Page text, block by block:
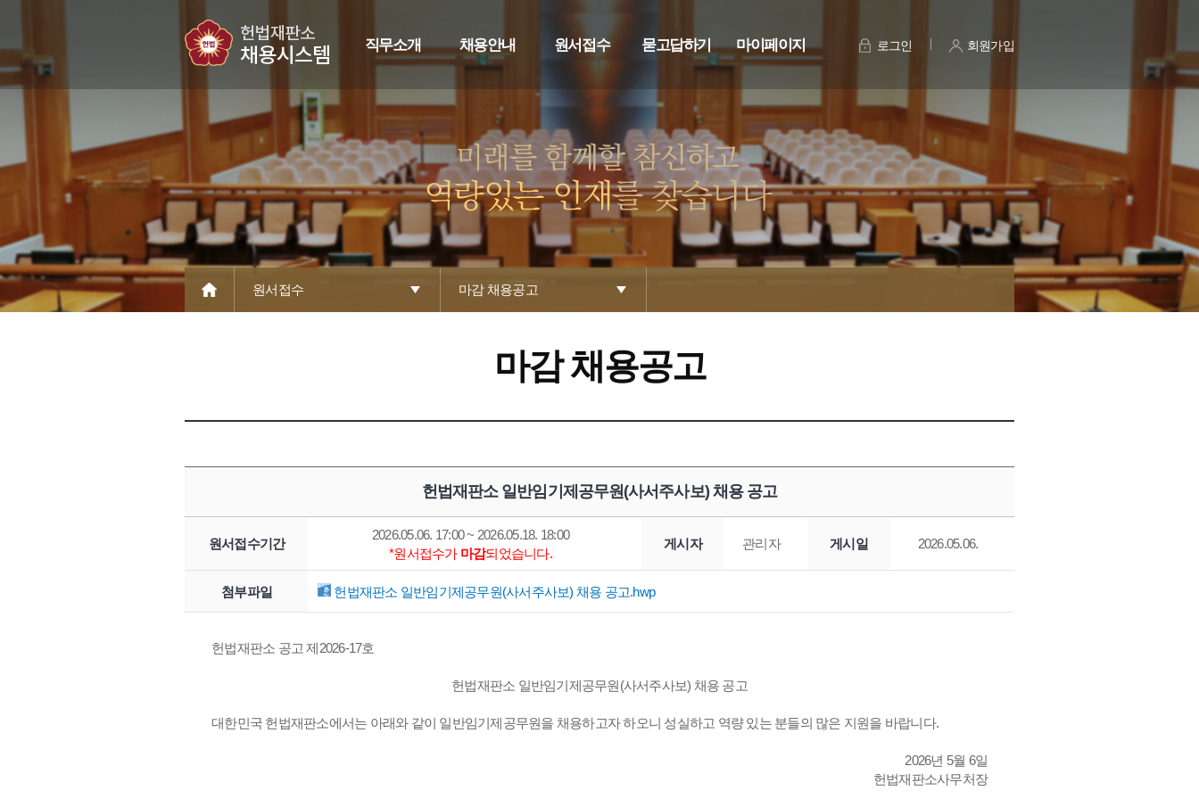
직무소개 채용안내 원서접수 묻고답하기 마이페이지 로그인 회원가입
원서접수 마감 채용공고
마감 채용공고
헌법재판소 일반임기제공무원(사서주사보) 채용 공고
원서접수기간
2026.05.06. 17:00 ~ 2026.05.18. 18:00
*원서접수가 마감되었습니다.
게시자 관리자 게시일 2026.05.06.
첨부파일 헌법재판소 일반임기제공무원(사서주사보) 채용 공고.hwp
헌법재판소 공고 제2026-17호
헌법재판소 일반임기제공무원(사서주사보) 채용 공고
대한민국 헌법재판소에서는 아래와 같이 일반임기제공무원을 채용하고자 하오니 성실하고 역량 있는 분들의 많은 지원을 바랍니다.
2026년 5월 6일
헌법재판소사무처장